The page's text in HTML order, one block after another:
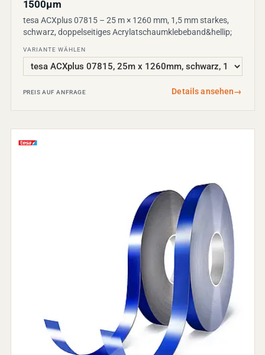
1500µm
tesa ACXplus 07815 – 25 m × 1260 mm, 1,5 mm starkes,
schwarz, doppelseitiges Acrylatschaumklebeband&hellip;
VARIANTE WÄHLEN
PREIS AUF ANFRAGE Details ansehen→